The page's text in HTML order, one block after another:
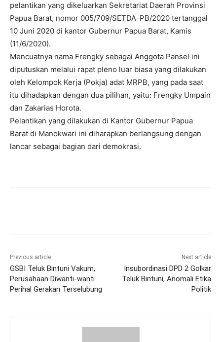
pelantikan yang dikeluarkan Sekretariat Daerah Provinsi
Papua Barat, nomor 005/709/SETDA-PB/2020 tertanggal
10 Juni 2020 di kantor Gubernur Papua Barat, Kamis
(11/6/2020).
Mencuatnya nama Frengky sebagai Anggota Pansel ini
diputuskan melalui rapat pleno luar biasa yang dilakukan
oleh Kelompok Kerja (Pokja) adat MRPB, yang pada saat
itu dihadapkan dengan dua pilihan, yaitu: Frengky Umpain
dan Zakarias Horota.
Pelantikan yang dilakukan di Kantor Gubernur Papua
Barat di Manokwari ini diharapkan berlangsung dengan
lancar sebagai bagian dari demokrasi.
Previous article
GSBI Teluk Bintuni Vakum,
Perusahaan Diwanti-wanti
Perihal Gerakan Terselubung
Next article
Insubordinasi DPD 2 Golkar
Teluk Bintuni, Anomali Etika
Politik